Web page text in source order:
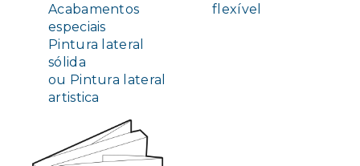
Acabamentos
especiais
Pintura lateral
sólida
ou Pintura lateral
artistica
flexível